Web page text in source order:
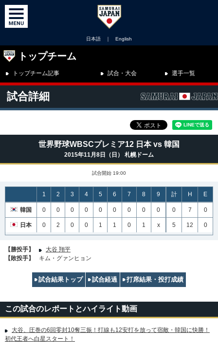
日本語 ｜ English
トップチーム
トップチーム記事 試合・大会 選手一覧
試合詳細
世界野球WBSCプレミア12 日本 vs 韓国
2015年11月8日（日） 札幌ドーム
試合開始 19:00
1 2 3 4 5 6 7 8 9 計 H E
韓国 0 0 0 0 0 0 0 0 0 0 7 0
日本 0 2 0 0 1 1 0 1 x 5 12 0
【勝投手】
大谷 翔平
【敗投手】
キム・グァンヒョン
試合結果トップ 試合経過 打席結果・投打成績
この試合のレポートとハイライト動画
大谷、圧巻の6回零封10奪三振！打線も12安打を放って宿敵・韓国に快勝！
初代王者へ白星スタート！